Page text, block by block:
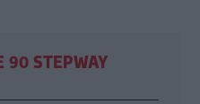
90 STEPWAY